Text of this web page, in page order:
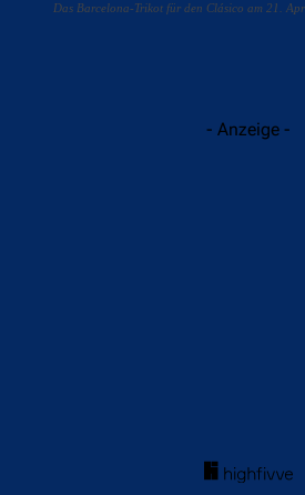
Das Barcelona-Trikot für den Clásico am 21.
- Anzeige -